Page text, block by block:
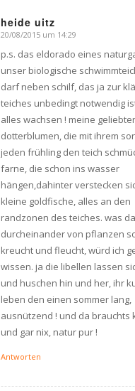
heide uitz
says:
20/08/2015 um 14:29
p.s. das eldorado eines
unser biologische
darf neben schilf, das ja zur
teiches unbedingt notwendig
alles wachsen ! meine
dotterblumen, die mit ihrem
jeden frühling den teich
farne, die schon ins wasser
hängen,dahinter verstecken
kleine goldfische, alles an den
randzonen des teiches. was
durcheinander von pflanzen
kreucht und fleucht, würd ich
wissen. ja die libellen lassen
und huschen hin und her, ihr
leben den einen sommer lang,
ausnützend ! und da brauchts
und gar nix, natur pur !
Antworten